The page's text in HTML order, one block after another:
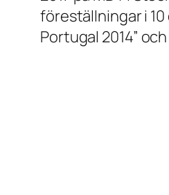
föreställningar i 10
Portugal 2014”